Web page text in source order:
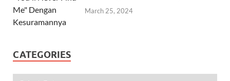
March 25, 2024
CATEGORIES